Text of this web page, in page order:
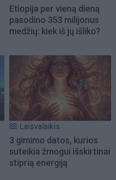
Etiopija per vieną dieną
pasodino 353 milijonus
medžių: kiek iš jų išliko?
Laisvalaikis
3 gimimo datos, kurios
suteikia žmogui išskirtinai
stiprią energiją